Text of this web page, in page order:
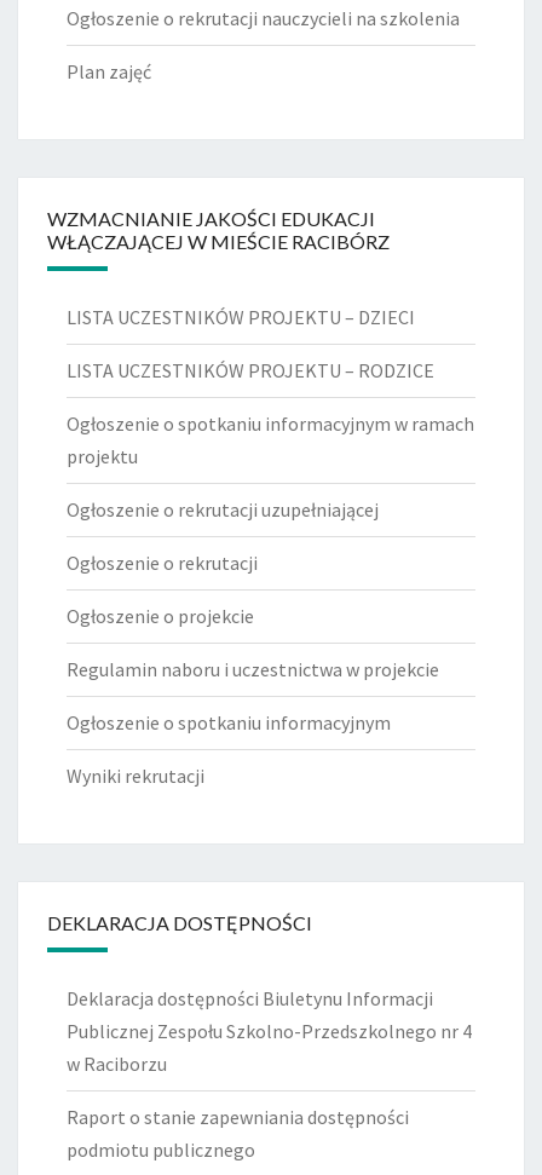
Ogłoszenie o rekrutacji nauczycieli na szkolenia
Plan zajęć
WZMACNIANIE JAKOŚCI EDUKACJI
WŁĄCZAJĄCEJ W MIEŚCIE RACIBÓRZ
LISTA UCZESTNIKÓW PROJEKTU – DZIECI
LISTA UCZESTNIKÓW PROJEKTU – RODZICE
Ogłoszenie o spotkaniu informacyjnym w ramach
projektu
Ogłoszenie o rekrutacji uzupełniającej
Ogłoszenie o rekrutacji
Ogłoszenie o projekcie
Regulamin naboru i uczestnictwa w projekcie
Ogłoszenie o spotkaniu informacyjnym
Wyniki rekrutacji
DEKLARACJA DOSTĘPNOŚCI
Deklaracja dostępności Biuletynu Informacji
Publicznej Zespołu Szkolno-Przedszkolnego nr 4
w Raciborzu
Raport o stanie zapewniania dostępności
podmiotu publicznego